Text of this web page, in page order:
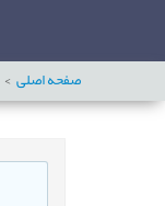
صفحه اصلی